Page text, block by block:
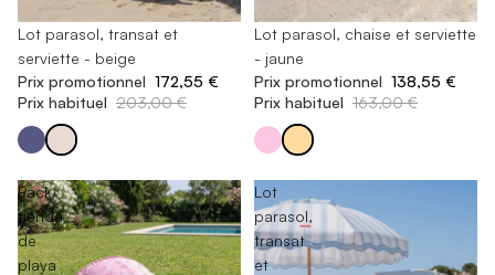
En rupture de stock
Lot parasol, transat et
serviette - beige
Prix promotionnel 172,55 €
Prix habituel 203,00 €
-15%
Lot parasol, chaise et serviette
- jaune
Prix promotionnel 138,55 €
Prix habituel 163,00 €
Pack
tienda
de
playa
Lot
parasol,
transat
et